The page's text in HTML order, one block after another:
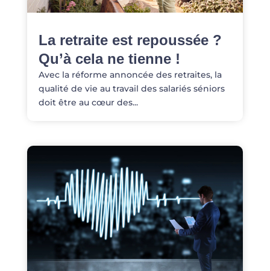
La retraite est repoussée ?
Qu’à cela ne tienne !
Avec la réforme annoncée des retraites, la
qualité de vie au travail des salariés séniors
doit être au cœur des...